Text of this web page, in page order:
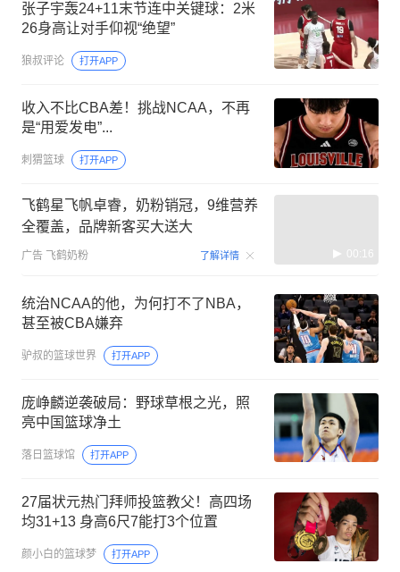
张子宇轰24+11末节连中关键球：2米
26身高让对手仰视“绝望”
狼叔评论 打开APP
收入不比CBA差！挑战NCAA，不再
是“用爱发电”...
刺猬篮球 打开APP
飞鹤星飞帆卓睿，奶粉销冠，9维营养
全覆盖，品牌新客买大送大
广告 飞鹤奶粉 了解详情 00:16
统治NCAA的他，为何打不了NBA，
甚至被CBA嫌弃
驴叔的篮球世界 打开APP
庞峥麟逆袭破局：野球草根之光，照
亮中国篮球净土
落日篮球馆 打开APP
27届状元热门拜师投篮教父！高四场
均31+13 身高6尺7能打3个位置
颜小白的篮球梦 打开APP